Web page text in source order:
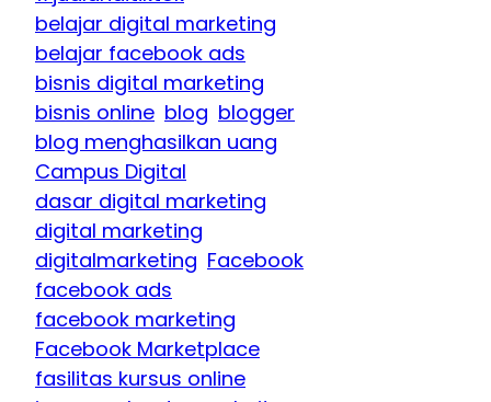
belajar digital marketing
belajar facebook ads
bisnis digital marketing
bisnis online blog blogger
blog menghasilkan uang
Campus Digital
dasar digital marketing
digital marketing
digitalmarketing Facebook
facebook ads
facebook marketing
Facebook Marketplace
fasilitas kursus online